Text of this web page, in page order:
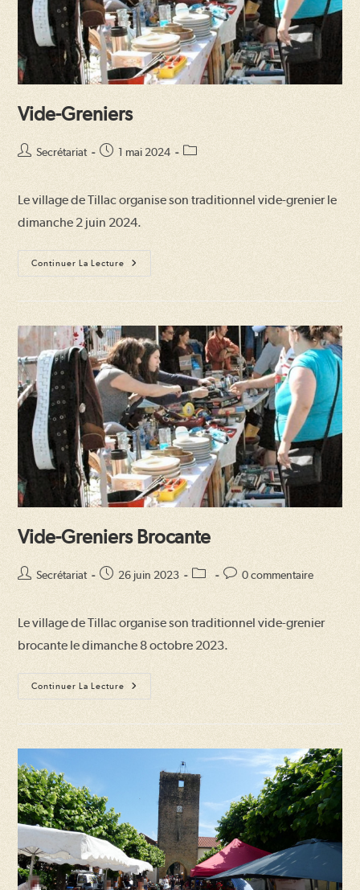
Vide-Greniers
Auteur/autrice
publication :
Secrétariat
Publication
1 mai 2024
Post
Le village de Tillac organise son traditionnel vide-grenier le
dimanche 2 juin 2024.
Continuer La Lecture
Vide-
Greniers
Vide-Greniers Brocante
Auteur/autrice
publication :
Secrétariat
Publication
26 juin 2023
Post
Commentaires
publication :
0 commentaire
Le village de Tillac organise son traditionnel vide-grenier
brocante le dimanche 8 octobre 2023.
Continuer La Lecture
Vide-
Greniers